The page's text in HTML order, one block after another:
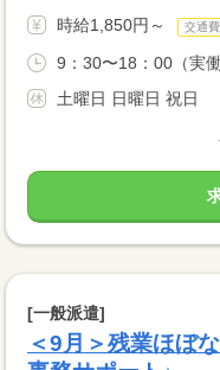
時給1,850円～ 交通
9：30〜18：00（実
土曜日 日曜日 祝日
[一般派遣]
＜9月＞残業ほぼ